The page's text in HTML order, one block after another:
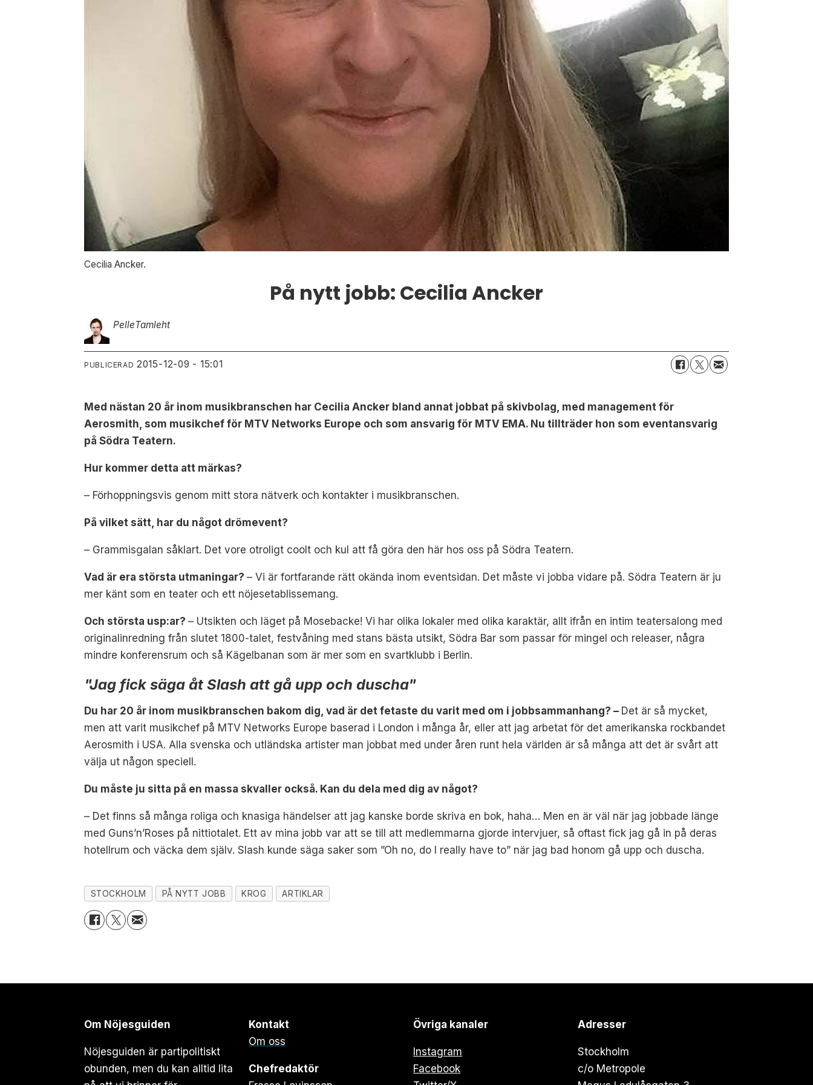
Cecilia Ancker.
På nytt jobb: Cecilia Ancker
PelleTamleht
PUBLICERAD 2015-12-09 - 15:01
Med nästan 20 år inom musikbranschen har Cecilia Ancker bland annat jobbat på skivbolag, med management för
Aerosmith, som musikchef för MTV Networks Europe och som ansvarig för MTV EMA. Nu tillträder hon som eventansvarig
på Södra Teatern.
Hur kommer detta att märkas?
– Förhoppningsvis genom mitt stora nätverk och kontakter i musikbranschen.
På vilket sätt, har du något drömevent?
– Grammisgalan såklart. Det vore otroligt coolt och kul att få göra den här hos oss på Södra Teatern.
Vad är era största utmaningar?–Vi är fortfarande rätt okända inom eventsidan. Det måste vi jobba vidare på. Södra Teatern är ju
mer känt som en teater och ett nöjesetablissemang.
Och största usp:ar?– Utsikten och läget på Mosebacke!Vi har olika lokaler med olika karaktär, allt ifrån en intim teatersalong med
originalinredning från slutet 1800-talet, festvåning med stans bästa utsikt, Södra Bar som passar för mingel och releaser, några
mindre konferensrum och så Kägelbanan som är mer som en svartklubb i Berlin.
"Jag fick säga åt Slash att gå upp och duscha"
Du har 20 år inom musikbranschen bakom dig, vad är det fetaste du varit med om i jobbsammanhang? – Det är så mycket,
men att varit musikchef på MTV Networks Europe baserad i London i många år, eller att jag arbetat för det amerikanska rockbandet
Aerosmith i USA. Alla svenska och utländska artister man jobbat med under åren runt hela världen är så många att det är svårt att
välja ut någon speciell.
Du måste ju sitta på en massa skvaller också. Kan du dela med dig av något?
– Det finns så många roliga och knasiga händelser att jag kanske borde skriva en bok, haha… Men en är väl när jag jobbade länge
med Guns’n’Roses på nittiotalet. Ett av mina jobb var att se till att medlemmarna gjorde intervjuer, så oftast fick jag gå in på deras
hotellrum och väcka dem själv. Slash kunde säga saker som ”Oh no, do I really have to” när jag bad honom gå upp och duscha.
STOCKHOLM PÅ NYTT JOBB KROG ARTIKLAR
Om Nöjesguiden
Nöjesguiden är partipolitiskt
obunden, men du kan alltid lita
Kontakt
Om oss
Chefredaktör
Övriga kanaler
Instagram
Facebook
Adresser
Stockholm
c/o Metropole